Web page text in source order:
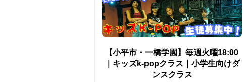
【小平市・一橋学園】毎週火曜18:00
｜キッズk-popクラス｜小学生向けダ
ンスクラス